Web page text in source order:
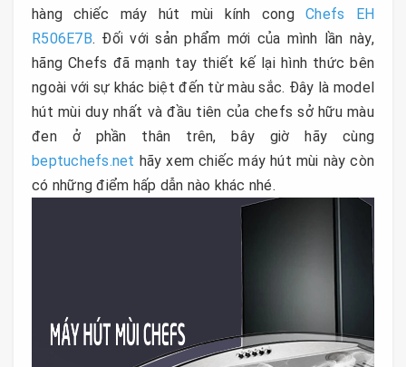
hàng chiếc máy hút mùi kính congChefs EH
R506E7B. Đối với sản phẩm mới của mình lần này,
hãng Chefs đã mạnh tay thiết kế lại hình thức bên
ngoài với sự khác biệt đến từ màu sắc. Đây là model
hút mùi duy nhất và đầu tiên của chefs sở hữu màu
đen ở phần thân trên, bây giờ hãy cùng
beptuchefs.net hãy xem chiếc máy hút mùi này còn
có những điểm hấp dẫn nào khác nhé.